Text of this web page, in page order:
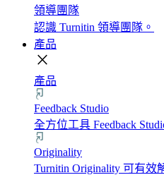
領導團隊
認識 Turnitin 領導團隊。
產品
close
產品
Feedback Studio
全方位工具 Feedback
Originality
Turnitin Originality 可有